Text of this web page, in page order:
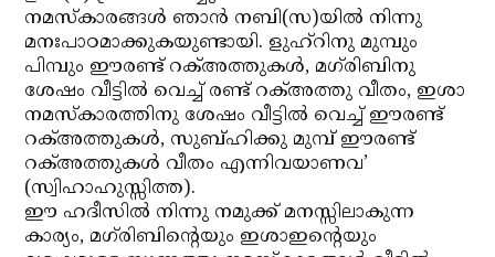
നമസ്‌കാരങ്ങള്‍ ഞാന്‍ നബി(സ)യില്‍ നിന്നു
മനഃപാഠമാക്കുകയുണ്ടായി. ളുഹ്‌റിനു മുമ്പും
പിമ്പും ഈരണ്ട് റക്അത്തുകള്‍, മഗ്‌രിബിനു
ശേഷം വീട്ടില്‍ വെച്ച് രണ്ട് റക്അത്തു വീതം, ഇശാ
നമസ്‌കാരത്തിനു ശേഷം വീട്ടില്‍ വെച്ച് ഈരണ്ട്
റക്അത്തുകള്‍, സുബ്ഹിക്കു മുമ്പ് ഈരണ്ട്
റക്അത്തുകള്‍ വീതം എന്നിവയാണവ’
(സ്വിഹാഹുസ്സിത്ത).
ഈ ഹദീസില്‍ നിന്നു നമുക്ക് മനസ്സിലാകുന്ന
കാര്യം, മഗ്‌രിബിന്റെയും ഇശാഇന്റെയും